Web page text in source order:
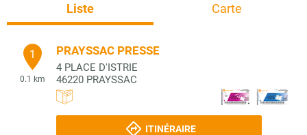
Liste Carte
1
0.1 km
PRAYSSAC PRESSE
4 PLACE D'ISTRIE
46220 PRAYSSAC
ITINÉRAIRE